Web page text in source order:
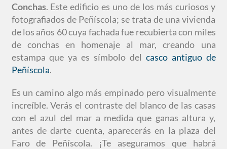
Conchas. Este edificio es uno de los más curiosos y
fotografiados de Peñíscola; se trata de una vivienda
de los años 60 cuya fachada fue recubierta con miles
de conchas en homenaje al mar, creando una
estampa que ya es símbolo del casco antiguo de
Peñíscola.
Es un camino algo más empinado pero visualmente
increíble. Verás el contraste del blanco de las casas
con el azul del mar a medida que ganas altura y,
antes de darte cuenta, aparecerás en la plaza del
Faro de Peñíscola. ¡Te aseguramos que habrá